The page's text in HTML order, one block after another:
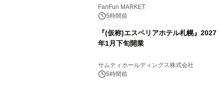
FanFun MARKET
5時間前
『(仮称)エスペリアホテル札幌』2027
年1月下旬開業
サムティホールディングス株式会社
5時間前